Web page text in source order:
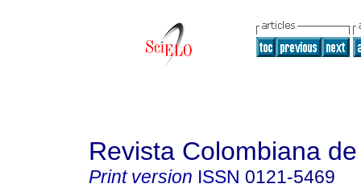
Revista Colombiana
Print version ISSN 0121-5469